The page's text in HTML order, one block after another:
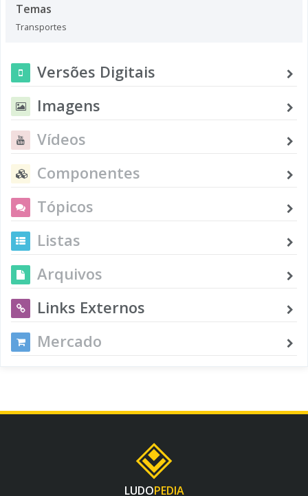
Temas
Transportes
Versões Digitais
Imagens
Vídeos
Componentes
Tópicos
Listas
Arquivos
Links Externos
Mercado
LUDOPEDIA